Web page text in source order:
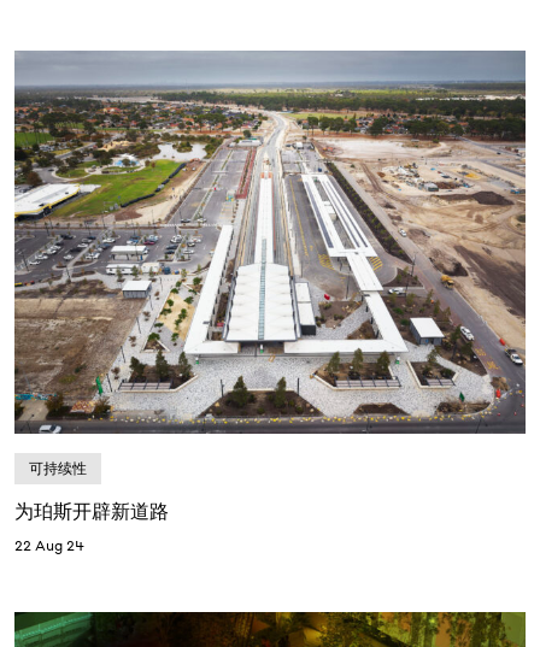
可持续性
为珀斯开辟新道路
22 Aug 24